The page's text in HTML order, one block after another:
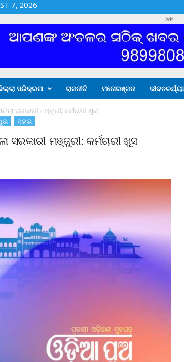
7, 2026
Ads
ପରିକ୍ରମା ରାଜନୀତି ମନୋରଞ୍ଜନ ଜୀବନଚର୍ଯ୍ୟା
ସରକାରୀ ମଞ୍ଜୁରୀ; କର୍ମଚାରୀ ଖୁସ
ସହର
ସରକାରୀ ମଞ୍ଜୁରୀ; କର୍ମଚାରୀ ଖୁସ